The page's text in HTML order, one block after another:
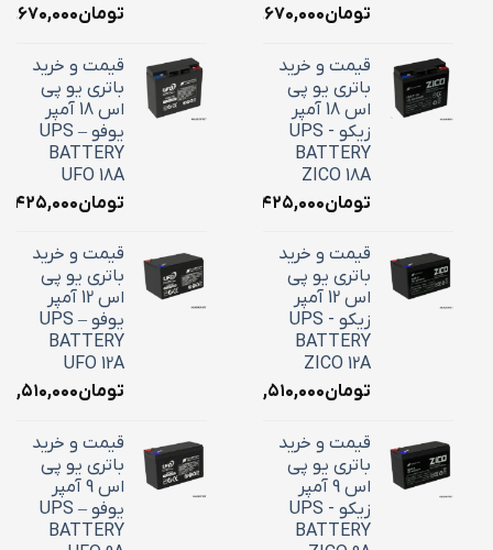
تومان۱۰,۶۷۰,۰۰۰
قیمت و خرید
باتری یو پی
اس 18 آمپر
زیکو - UPS
BATTERY
ZICO 18A
تومان۷,۴۲۵,۰۰۰
قیمت و خرید
باتری یو پی
اس 12 آمپر
زیکو - UPS
BATTERY
ZICO 12A
تومان۴,۵۱۰,۰۰۰
قیمت و خرید
باتری یو پی
اس 9 آمپر
زیکو - UPS
BATTERY
تومان۱۰,۶۷۰,۰۰۰
قیمت و خرید
باتری یو پی
اس 18 آمپر
یوفو – UPS
BATTERY
UFO 18A
تومان
قیمت و خرید
باتری یو پی
اس 12 آمپر
یوفو – UPS
BATTERY
UFO 12A
تومان۴,۵۱۰,۰۰۰
قیمت و خرید
باتری یو پی
اس 9 آمپر
یوفو – UPS
BATTERY